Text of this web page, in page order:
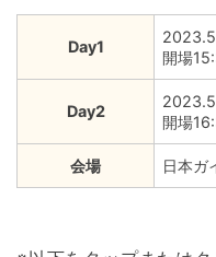
Day1
開場
Day2
開場
会場 日本ガ